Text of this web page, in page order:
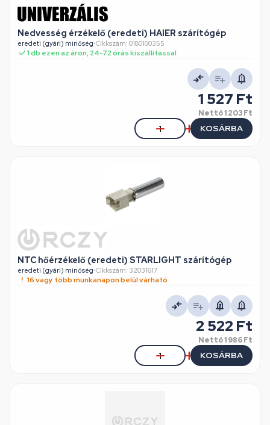
Nedvesség érzékelő (eredeti) HAIER szárítógép
eredeti (gyári) minőség•Cikkszám: 0180100355
1 db ezen az áron, 24-72 órás kiszállítással
1 527 Ft
Nettó1 203 Ft
KOSÁRBA
NTC hőérzékelő (eredeti) STARLIGHT szárítógép
eredeti (gyári) minőség•Cikkszám: 32031617
16 vagy több munkanapon belül várható
2 522 Ft
Nettó1 986 Ft
KOSÁRBA